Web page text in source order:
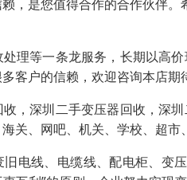
，是您值得合作的合作伙伴
理等一条龙服务，长期以高
客户的信赖，欢迎咨询本店期
，深圳二手变压器回收，深
关、网吧、机关、学校、超市
电线、电缆线、配电柜、变